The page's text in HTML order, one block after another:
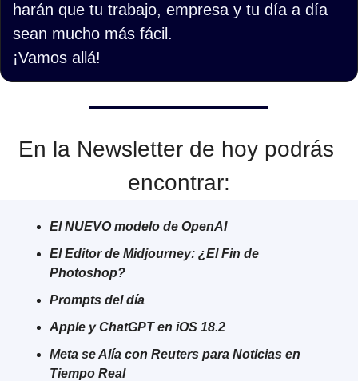
harán que tu trabajo, empresa y tu día a día
sean mucho más fácil.
¡Vamos allá!
En la Newsletter de hoy podrás
encontrar:
El NUEVO modelo de OpenAI
El Editor de Midjourney: ¿El Fin de
Photoshop?
Prompts del día
Apple y ChatGPT en iOS 18.2
Meta se Alía con Reuters para Noticias en
Tiempo Real